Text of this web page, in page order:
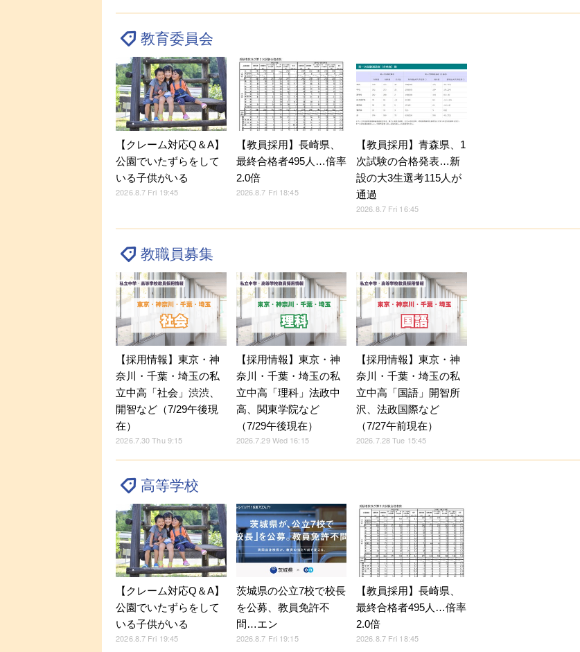
教育委員会
【クレーム対応Q＆A】
公園でいたずらをして
いる子供がいる
2026.8.7 Fri 19:45
【教員採用】長崎県、
最終合格者495人…倍率
2.0倍
2026.8.7 Fri 18:45
【教員採用】青森県、1
次試験の合格発表…新
設の大3生選考115人が
通過
2026.8.7 Fri 16:45
教職員募集
【採用情報】東京・神
奈川・千葉・埼玉の私
立中高「社会」渋渋、
開智など（7/29午後現
在）
2026.7.30 Thu 9:15
【採用情報】東京・神
奈川・千葉・埼玉の私
立中高「理科」法政中
高、関東学院など
（7/29午後現在）
2026.7.29 Wed 16:15
【採用情報】東京・神
奈川・千葉・埼玉の私
立中高「国語」開智所
沢、法政国際など
（7/27午前現在）
2026.7.28 Tue 15:45
高等学校
【クレーム対応Q＆A】
公園でいたずらをして
いる子供がいる
2026.8.7 Fri 19:45
茨城県の公立7校で校長
を公募、教員免許不
問…エン
2026.8.7 Fri 19:15
【教員採用】長崎県、
最終合格者495人…倍率
2.0倍
2026.8.7 Fri 18:45